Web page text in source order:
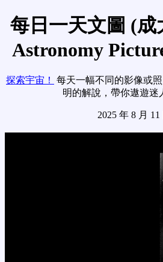
每日一天文圖 (成
Astronomy
探索宇宙！
每天一幅不同的影像或
明的解說，帶你遨遊迷
2025 年 8 月 11